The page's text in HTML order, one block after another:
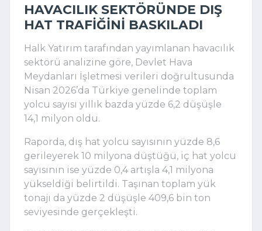
HAVACILIK SEKTÖRÜNDE DIŞ
HAT TRAFIĞINI BASKILADI
Halk Yatırım tarafından yayımlanan havacılık
sektörü analizine göre, Devlet Hava
Meydanları İşletmesi verileri doğrultusunda
Nisan 2026’da Türkiye genelinde toplam
yolcu sayısı yıllık bazda yüzde 6,2 düşüşle
14,1 milyon oldu.
Raporda, dış hat yolcu sayısının yüzde 8,6
gerileyerek 10 milyona düştüğü, iç hat yolcu
sayısının ise yüzde 0,4 artışla 4,1 milyona
yükseldiği belirtildi. Taşınan toplam yük
tonajı da yüzde 2 düşüşle 409,6 bin ton
seviyesinde gerçekleşti.